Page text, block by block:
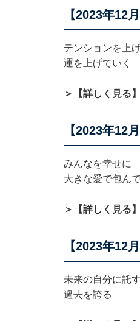
【2023年12
テンションを上
運を上げていく
＞【詳しく見る
【2023年12
みんなを幸せに
大きな愛で包ん
＞【詳しく見る
【2023年12
未来の自分に託す
過去を誇る